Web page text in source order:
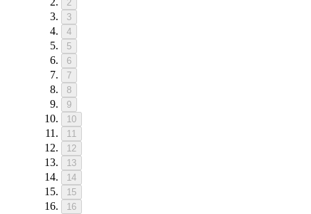
2
3
4
5
6
7
8
9
10
11
12
13
14
15
16